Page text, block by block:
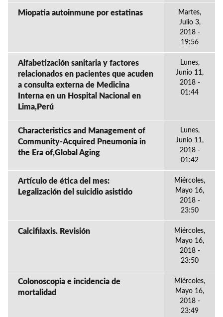
Miopatia autoinmune por estatinas
Martes,
Julio 3,
2018 -
19:56
Alfabetización sanitaria y factores
relacionados en pacientes que acuden
a consulta externa de Medicina
Interna en un Hospital Nacional en
Lima,Perú
Lunes,
Junio 11,
2018 -
01:44
Characteristics and Management of
Community-Acquired Pneumonia in
the Era of,Global Aging
Lunes,
Junio 11,
2018 -
01:42
Artículo de ética del mes:
Legalización del suicidio asistido
Miércoles,
Mayo 16,
2018 -
23:50
Calcifilaxis. Revisión
Miércoles,
Mayo 16,
2018 -
23:50
Colonoscopia e incidencia de
mortalidad
Miércoles,
Mayo 16,
2018 -
23:49